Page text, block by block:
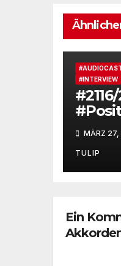
#INTERVIEW
Joe
Ein
MÄRZ
TULIP
Ein